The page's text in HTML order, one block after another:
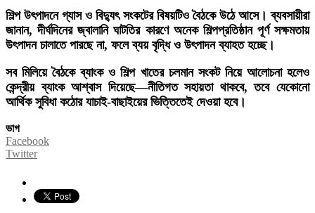
শিল্প উৎপাদনে গ্যাস ও বিদ্যুৎ সংকটের বিষয়টিও বৈঠকে উঠে আসে। ব্যবসায়ীরা
জানান, দীর্ঘদিনের জ্বালানি ঘাটতির কারণে অনেক শিল্পপ্রতিষ্ঠান পূর্ণ সক্ষমতায়
উৎপাদন চালাতে পারছে না, ফলে ব্যয় বৃদ্ধি ও উৎপাদন ব্যাহত হচ্ছে।
সব মিলিয়ে বৈঠকে ব্যাংক ও শিল্প খাতের চলমান সংকট নিয়ে আলোচনা হলেও
কেন্দ্রীয় ব্যাংক আশ্বাস দিয়েছে—নীতিগত সহায়তা থাকবে, তবে যেকোনো
আর্থিক সুবিধা কঠোর যাচাই-বাছাইয়ের ভিত্তিতেই দেওয়া হবে।
ভাগ
Facebook
Twitter